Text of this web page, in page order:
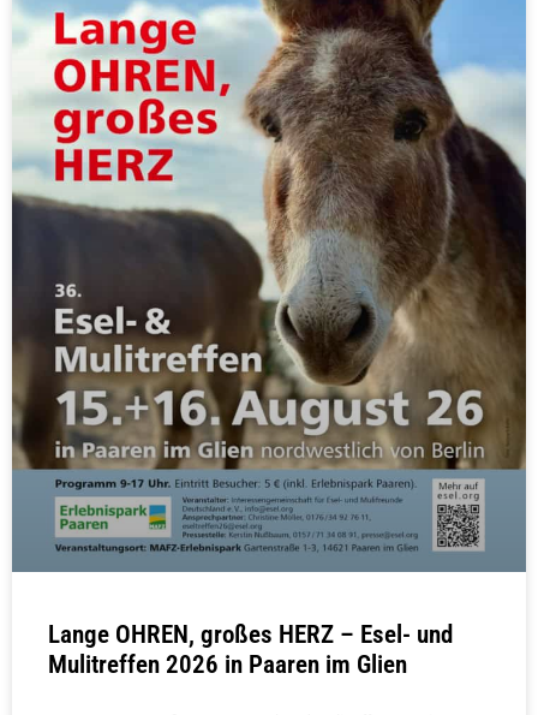
Lange OHREN, großes HERZ – Esel- und
Mulitreffen 2026 in Paaren im Glien